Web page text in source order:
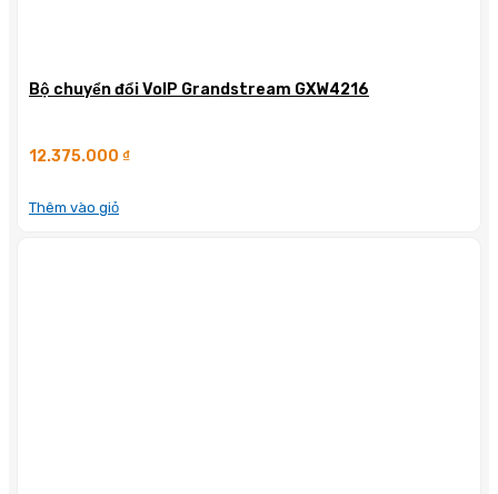
Bộ chuyển đổi VoIP Grandstream GXW4216
12.375.000 ₫
Thêm vào giỏ